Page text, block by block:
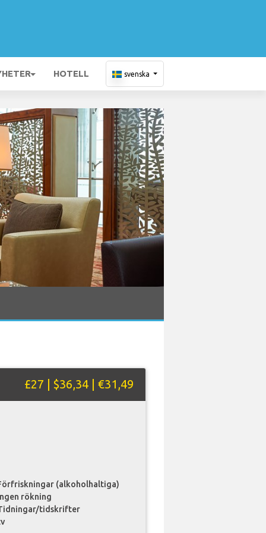
HOTELL svenska
£27 | $36,34 | €31,49
(alkoholhaltiga)
rökning
tidskrifter